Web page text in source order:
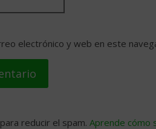
electrónico y web en este
reducir el spam. Aprende cómo